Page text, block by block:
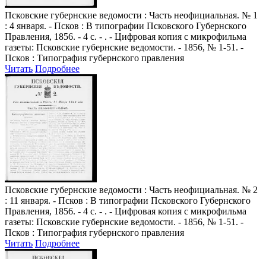
Псковские губернские ведомости : Часть неофициальная. № 1
: 4 января. - Псков : В типографии Псковского Губернского
Правления, 1856. - 4 с. - . - Цифровая копия с микрофильма
газеты: Псковские губернские ведомости. - 1856, № 1-51. -
Псков : Типография губернского правления
Читать Подробнее
Псковские губернские ведомости : Часть неофициальная. № 2
: 11 января. - Псков : В типографии Псковского Губернского
Правления, 1856. - 4 с. - . - Цифровая копия с микрофильма
газеты: Псковские губернские ведомости. - 1856, № 1-51. -
Псков : Типография губернского правления
Читать Подробнее